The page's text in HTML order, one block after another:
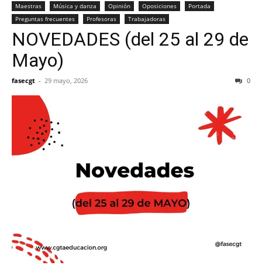
Maestras
Música y danza Opinión Oposiciones
Portada
Preguntas frecuentes
Profesoras Trabajadoras
NOVEDADES (del 25 al 29 de
Mayo)
fasecgt - 29 mayo, 2026 0